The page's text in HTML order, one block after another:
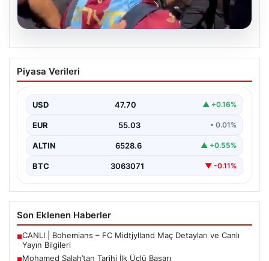
Mohamed Salah’tan Tarihi İlk Üçlü
Başarı
önemli bir dönüm noktasına imza attı. Takımının
hücum…
Piyasa Verileri
USD 47.70 ▲ +0.16%
EUR 55.03 • 0.01%
ALTIN 6528.6 ▲ +0.55%
BTC 3063071 ▼ -0.11%
Son Eklenen Haberler
■CANLI | Bohemians – FC Midtjylland Maç Detayları ve Canlı
Yayın Bilgileri
■Mohamed Salah’tan Tarihi İlk Üçlü Başarı